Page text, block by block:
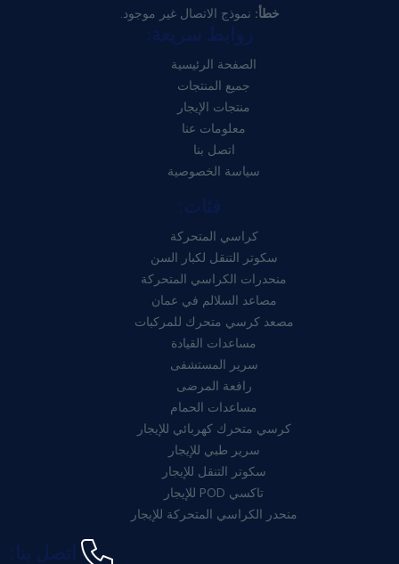
خطأ: نموذج الاتصال غير موجود.
روابط سريعة:
الصفحة الرئيسية
جميع المنتجات
منتجات الإيجار
معلومات عنا
اتصل بنا
سياسة الخصوصية
فئات:
كراسي المتحركة
سكوتر التنقل لكبار السن
منحدرات الكراسي المتحركة
مصاعد السلالم في عمان
مصعد كرسي متحرك للمركبات
مساعدات القيادة
سرير المستشفى
رافعة المرضى
مساعدات الحمام
كرسي متحرك كهربائي للإيجار
سرير طبي للإيجار
سكوتر التنقل للإيجار
تاكسي POD للإيجار
منحدر الكراسي المتحركة للإيجار
اتصل بنا: